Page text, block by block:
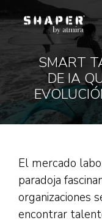
SMART
DE IA
El mercado
paradoja
organizaciones
encontrar